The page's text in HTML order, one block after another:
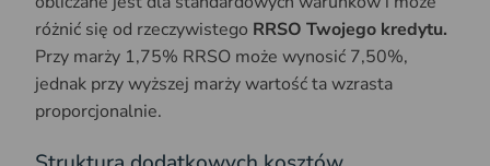
różnić się od rzeczywistego RRSO Twojego kredytu.
Przy marży 1,75% RRSO może wynosić 7,50%,
jednak przy wyższej marży wartość ta wzrasta
proporcjonalnie.